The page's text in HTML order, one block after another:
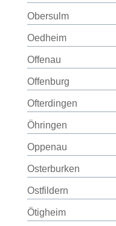
Obersulm
Oedheim
Offenau
Offenburg
Ofterdingen
Öhringen
Oppenau
Osterburken
Ostfildern
Ötigheim